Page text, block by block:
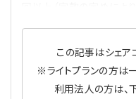
【連載】労務管理の歩
この記事はシェア
※ライトプランの方は
利用法人の方は、